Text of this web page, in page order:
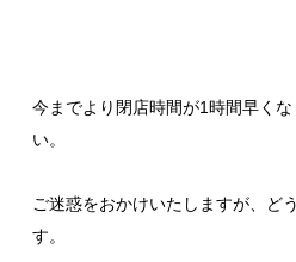
今までより閉店時間が1時間早く
い。
ご迷惑をおかけいたしますが、ど
す。